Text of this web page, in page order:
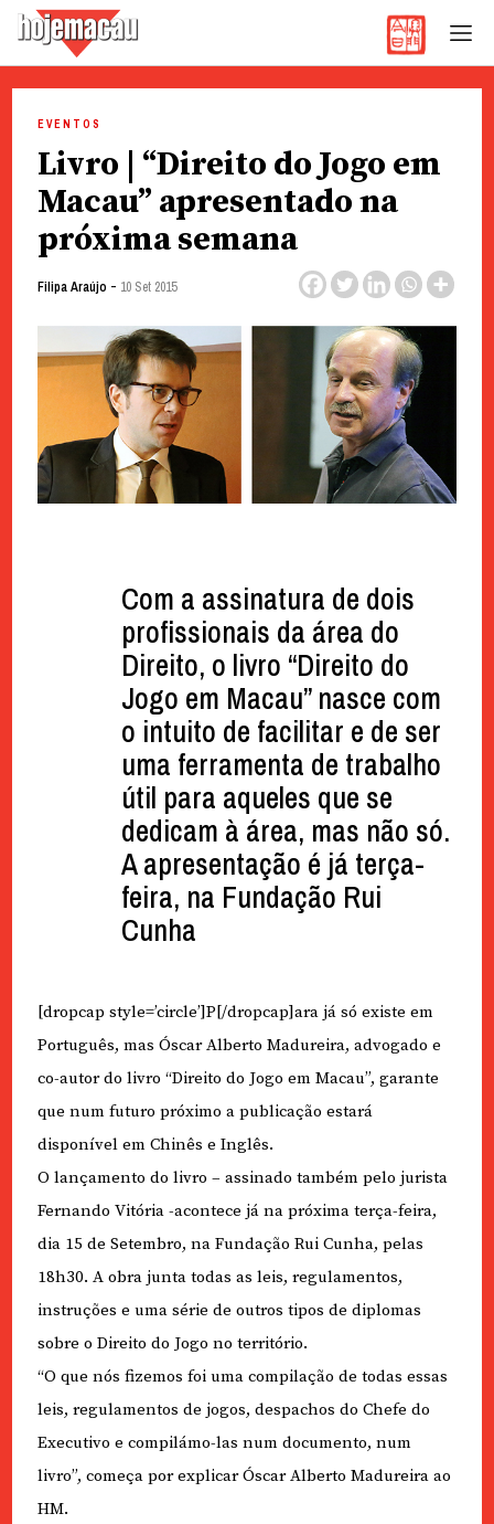
content
EVENTOS
Livro | “Direito do Jogo em
Macau” apresentado na
próxima semana
Filipa Araújo - 10 Set 2015
Com a assinatura de dois
profissionais da área do
Direito, o livro “Direito do
Jogo em Macau” nasce com
o intuito de facilitar e de ser
uma ferramenta de trabalho
útil para aqueles que se
dedicam à área, mas não só.
A apresentação é já terça-
feira, na Fundação Rui
Cunha
[dropcap style=’circle’]P[/dropcap]ara já só existe em
Português, mas Óscar Alberto Madureira, advogado e
co-autor do livro “Direito do Jogo em Macau”, garante
que num futuro próximo a publicação estará
disponível em Chinês e Inglês.
O lançamento do livro – assinado também pelo jurista
Fernando Vitória -acontece já na próxima terça-feira,
dia 15 de Setembro, na Fundação Rui Cunha, pelas
18h30. A obra junta todas as leis, regulamentos,
instruções e uma série de outros tipos de diplomas
sobre o Direito do Jogo no território.
“O que nós fizemos foi uma compilação de todas essas
leis, regulamentos de jogos, despachos do Chefe do
Executivo e compilámo-las num documento, num
livro”, começa por explicar Óscar Alberto Madureira ao
HM.